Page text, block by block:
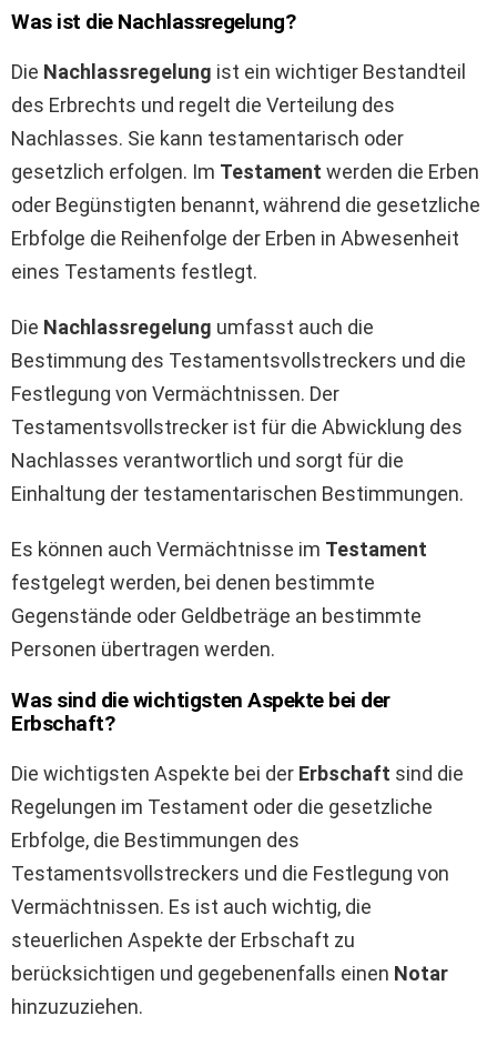
Was ist die Nachlassregelung?
Die Nachlassregelung ist ein wichtiger Bestandteil
des Erbrechts und regelt die Verteilung des
Nachlasses. Sie kann testamentarisch oder
gesetzlich erfolgen. Im Testament werden die Erben
oder Begünstigten benannt, während die gesetzliche
Erbfolge die Reihenfolge der Erben in Abwesenheit
eines Testaments festlegt.
Die Nachlassregelung umfasst auch die
Bestimmung des Testamentsvollstreckers und die
Festlegung von Vermächtnissen. Der
Testamentsvollstrecker ist für die Abwicklung des
Nachlasses verantwortlich und sorgt für die
Einhaltung der testamentarischen Bestimmungen.
Es können auch Vermächtnisse im Testament
festgelegt werden, bei denen bestimmte
Gegenstände oder Geldbeträge an bestimmte
Personen übertragen werden.
Was sind die wichtigsten Aspekte bei der
Erbschaft?
Die wichtigsten Aspekte bei der Erbschaft sind die
Regelungen im Testament oder die gesetzliche
Erbfolge, die Bestimmungen des
Testamentsvollstreckers und die Festlegung von
Vermächtnissen. Es ist auch wichtig, die
steuerlichen Aspekte der Erbschaft zu
berücksichtigen und gegebenenfalls einen Notar
hinzuzuziehen.